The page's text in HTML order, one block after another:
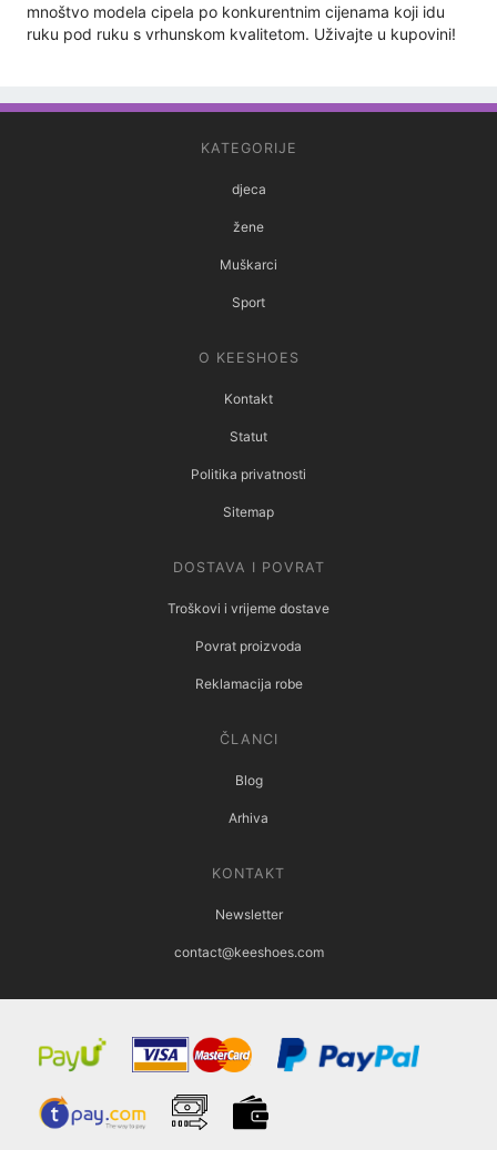
mnoštvo modela cipela po konkurentnim cijenama koji idu
ruku pod ruku s vrhunskom kvalitetom. Uživajte u kupovini!
KATEGORIJE
djeca
žene
Muškarci
Sport
O KEESHOES
Kontakt
Statut
Politika privatnosti
Sitemap
DOSTAVA I POVRAT
Troškovi i vrijeme dostave
Povrat proizvoda
Reklamacija robe
ČLANCI
Blog
Arhiva
KONTAKT
Newsletter
contact@keeshoes.com